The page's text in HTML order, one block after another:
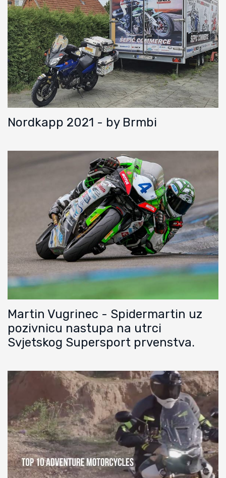
Nordkapp 2021 - by Brmbi
Martin Vugrinec - Spidermartin uz
pozivnicu nastupa na utrci
Svjetskog Supersport prvenstva.